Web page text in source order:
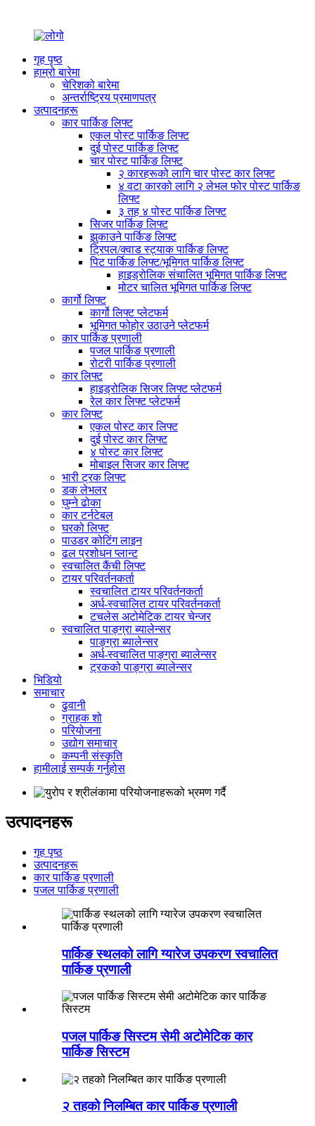
गृह पृष्ठ
हाम्रो बारेमा
चेरिशको बारेमा
अन्तर्राष्ट्रिय प्रमाणपत्र
उत्पादनहरू
कार पार्किङ लिफ्ट
एकल पोस्ट पार्किङ लिफ्ट
दुई पोस्ट पार्किङ लिफ्ट
चार पोस्ट पार्किङ लिफ्ट
२ कारहरूको लागि चार पोस्ट कार लिफ्ट
४ वटा कारको लागि २ लेभल फोर पोस्ट पार्किङ
लिफ्ट
३ तह ४ पोस्ट पार्किङ लिफ्ट
सिजर पार्किङ लिफ्ट
झुकाउने पार्किङ लिफ्ट
ट्रिपल/क्वाड स्ट्याक पार्किङ लिफ्ट
पिट पार्किङ लिफ्ट/भूमिगत पार्किङ लिफ्ट
हाइड्रोलिक संचालित भूमिगत पार्किङ लिफ्ट
मोटर चालित भूमिगत पार्किङ लिफ्ट
कार्गो लिफ्ट
कार्गो लिफ्ट प्लेटफर्म
भूमिगत फोहोर उठाउने प्लेटफर्म
कार पार्किङ प्रणाली
पजल पार्किङ प्रणाली
रोटरी पार्किङ प्रणाली
कार लिफ्ट
हाइड्रोलिक सिजर लिफ्ट प्लेटफर्म
रेल कार लिफ्ट प्लेटफर्म
कार लिफ्ट
एकल पोस्ट कार लिफ्ट
दुई पोस्ट कार लिफ्ट
४ पोस्ट कार लिफ्ट
मोबाइल सिजर कार लिफ्ट
भारी ट्रक लिफ्ट
डक लेभलर
घुम्ने ढोका
कार टर्नटेबल
घरको लिफ्ट
पाउडर कोटिंग लाइन
ढल प्रशोधन प्लान्ट
स्वचालित कैंची लिफ्ट
टायर परिवर्तनकर्ता
स्वचालित टायर परिवर्तनकर्ता
अर्ध-स्वचालित टायर परिवर्तनकर्ता
टचलेस अटोमेटिक टायर चेन्जर
स्वचालित पाङ्ग्रा ब्यालेन्सर
पाङ्ग्रा ब्यालेन्सर
अर्ध-स्वचालित पाङ्ग्रा ब्यालेन्सर
ट्रकको पाङ्ग्रा ब्यालेन्सर
भिडियो
समाचार
ढुवानी
ग्राहक शो
परियोजना
उद्योग समाचार
कम्पनी संस्कृति
हामीलाई सम्पर्क गर्नुहोस
उत्पादनहरू
गृह पृष्ठ
उत्पादनहरू
कार पार्किङ प्रणाली
पजल पार्किङ प्रणाली
पार्किङ स्थलको लागि ग्यारेज उपकरण स्वचालित
पार्किङ प्रणाली
पजल पार्किङ सिस्टम सेमी अटोमेटिक कार
पार्किङ सिस्टम
२ तहको निलम्बित कार पार्किङ प्रणाली